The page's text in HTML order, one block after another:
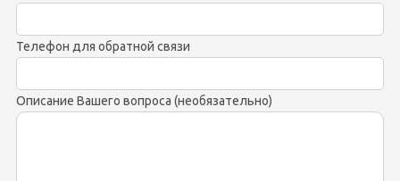
Телефон для обратной связи
Описание Вашего вопроса (необязательно)